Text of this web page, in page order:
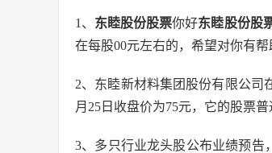
1、 东睦股份股票你好东睦股份股
在每股00元左右的，希望对你有帮
2、东睦新材料集团股份有限公司
月25日收盘价为75元，它的股票
3、多只行业龙头股公布业绩预告